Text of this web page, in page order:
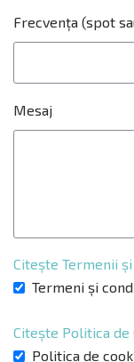
Frecvența (spot
Mesaj
Citește Termenii
Termeni și
Citește Politica de
Politica de